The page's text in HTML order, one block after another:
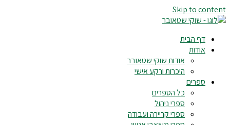
Skip to content
דף הבית
אודות
אודות שוקי שטאובר
היכרות ורקע אישי
ספרים
כל הספרים
ספרי ניהול
ספרי קריירה ועבודה